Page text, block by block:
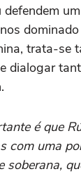
defendem
trata-se
dialogar
é que
com uma
soberana,